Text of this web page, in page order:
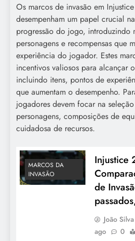
Os marcos de invasão em
desempenham um papel crucial
progressão do jogo, introduzindo
personagens e recompensas que
experiência do jogador. Estes
incentivos valiosos para alcançar
incluindo itens, pontos de
que aumentam o desempenho.
jogadores devem focar na
personagens, composições de
cuidadosa de recursos.
MARCOS DA
INVASÃO
Injustice
de
João Silva
ago
0